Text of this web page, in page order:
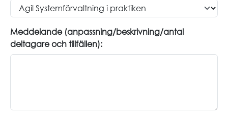
Meddelande (anpassning/beskrivning/antal
deltagare och tillfällen):